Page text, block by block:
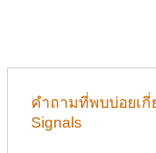
คำถามที่พบบ่อยเกี่
Signals